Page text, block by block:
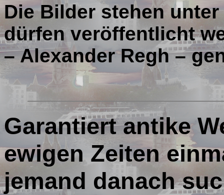
Die Bilder stehen
dürfen veröffentlicht
– Alexander Regh –
Garantiert antike
ewigen Zeiten
jemand danach